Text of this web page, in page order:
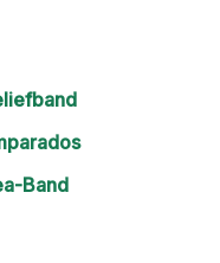
Band